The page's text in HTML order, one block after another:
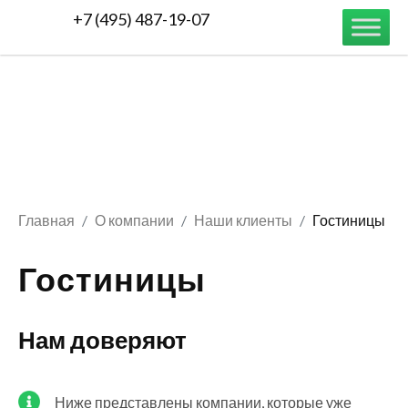
+7 (495) 487-19-07
Главная О компании Наши клиенты Гостиницы
Гостиницы
Нам доверяют​
Ниже представлены компании, которые уже